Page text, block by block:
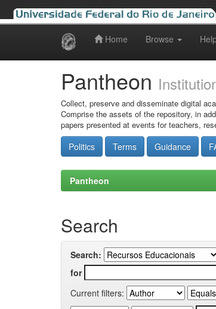
Home Browse
Pantheon
Collect, preserve and disseminate digital
Comprise the assets of the repository, in
papers presented at events for teachers,
Politics Terms Guidance
Pantheon
Search
Search:
for
Current filters: